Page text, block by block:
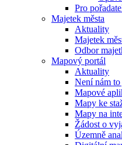
Pro
Majetek města
Aktuality
Majetek
Odbor
Mapový portál
Aktuality
Není nám
Mapové
Mapy ke
Mapy na
Žádost o
Územně